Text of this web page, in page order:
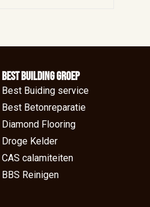
BEst Building groep
Best Buiding service
Best Betonreparatie
Diamond Flooring
Droge Kelder
CAS calamiteiten
BBS Reinigen